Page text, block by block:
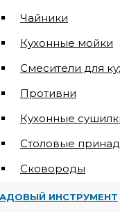
Чайники
Кухонные мойки
Смесители для
Противни
Кухонные
Столовые
Сковороды
ИНСТРУМЕНТ